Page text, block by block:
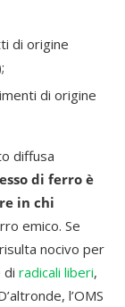
di origine
di origine
diffusa
di ferro è
in chi
emico. Se
nocivo per
di radicali liberi,
l’OMS